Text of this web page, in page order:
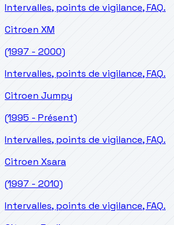
Intervalles, points de vigilance, FAQ.
Citroen XM
(1997 - 2000)
Intervalles, points de vigilance, FAQ.
Citroen Jumpy
(1995 - Présent)
Intervalles, points de vigilance, FAQ.
Citroen Xsara
(1997 - 2010)
Intervalles, points de vigilance, FAQ.